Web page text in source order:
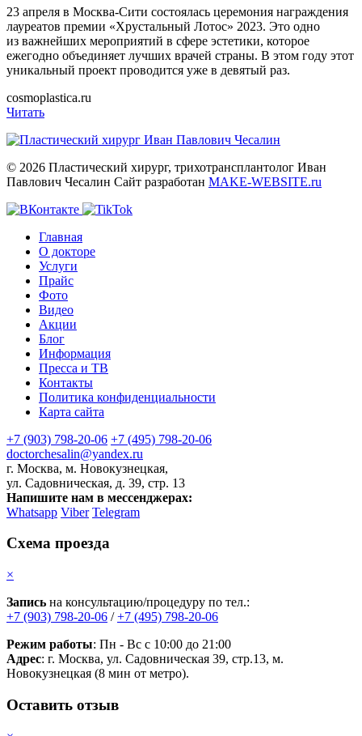
23 апреля в Москва-Сити состоялась церемония награждения
лауреатов премии «Хрустальный Лотос» 2023. Это одно
из важнейших мероприятий в сфере эстетики, которое
ежегодно объединяет лучших врачей страны. В этом году этот
уникальный проект проводится уже в девятый раз.
cosmoplastica.ru
Читать
© 2026 Пластический хирург, трихотрансплантолог Иван
Павлович Чесалин Сайт разработан MAKE-WEBSITE.ru
Главная
О докторе
Услуги
Прайс
Фото
Видео
Акции
Блог
Информация
Пресса и ТВ
Контакты
Политика конфиденциальности
Карта сайта
+7 (903) 798-20-06 +7 (495) 798-20-06
doctorchesalin@yandex.ru
г. Москва, м. Новокузнецкая,
ул. Садовническая, д. 39, стр. 13
Напишите нам в мессенджерах:
Whatsapp Viber Telegram
Схема проезда
×
Запись на консультацию/процедуру по тел.:
+7 (903) 798-20-06 /+7 (495) 798-20-06
Режим работы: Пн - Вс с 10:00 до 21:00
Адрес: г. Москва, ул. Садовническая 39, стр.13, м.
Новокузнецкая (8 мин от метро).
Оставить отзыв